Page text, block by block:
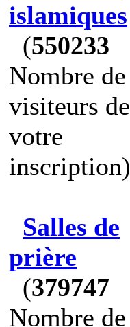
islamiques
(550233
Nombre de
visiteurs de
votre
inscription)
Salles de
prière
(379747
Nombre de